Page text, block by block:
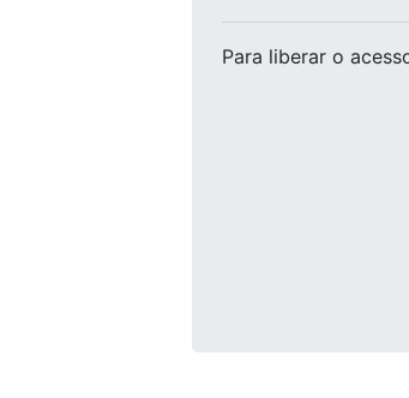
Para liberar o